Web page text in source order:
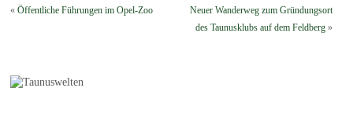
«Öffentliche Führungen im Opel-Zoo
Neuer Wanderweg zum Gründungsort
des Taunusklubs auf dem Feldberg»